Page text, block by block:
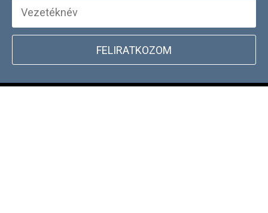
FELIRATKOZOM